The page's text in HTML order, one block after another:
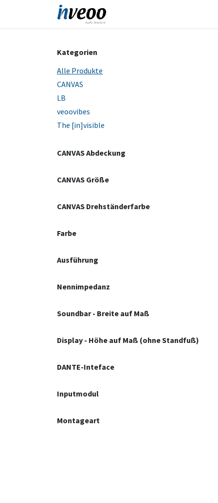
Zum Inhalt springen
Kategorien
Alle Produkte
CANVAS
LB
veoovibes
The [in]visible
CANVAS Abdeckung
CANVAS Größe
CANVAS Drehständerfarbe
Farbe
Ausführung
Nennimpedanz
Soundbar - Breite auf Maß
Display - Höhe auf Maß (ohne Standfuß)
DANTE-Inteface
Inputmodul
Montageart